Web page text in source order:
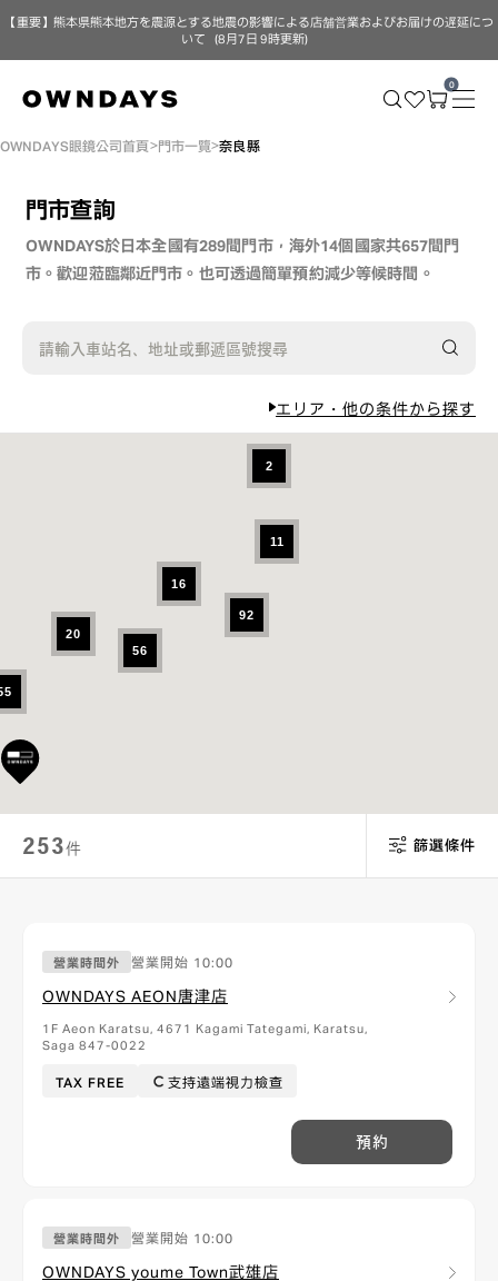
【重要】熊本県熊本地方を震源とする地震の影響による店舗営業およびお届けの遅延につ
いて（8月7日 9時更新）
0
OWNDAYS眼鏡公司首頁 門市一覽 奈良縣
門市查詢
OWNDAYS於日本全國有289間門市，海外14個國家共657間門
市。歡迎蒞臨鄰近門市。 也可透過簡單預約減少等候時間。
請輸入車站名、地址或郵遞區號搜尋
エリア・他の条件から探す
20
16
56
2
11
92
253件 篩選條件
營業時間外 營業開始 10:00
OWNDAYS AEON唐津店
1F Aeon Karatsu, 4671 Kagami Tategami, Karatsu,
Saga 847-0022
TAX FREE 支持遠端視力檢查
預約
營業時間外 營業開始 10:00
OWNDAYS youme Town武雄店